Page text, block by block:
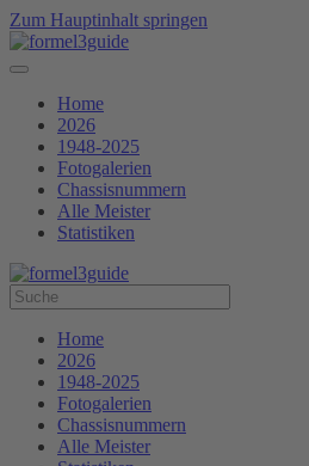
Zum Hauptinhalt springen
Home
2026
1948-2025
Fotogalerien
Chassisnummern
Alle Meister
Statistiken
Home
2026
1948-2025
Fotogalerien
Chassisnummern
Alle Meister